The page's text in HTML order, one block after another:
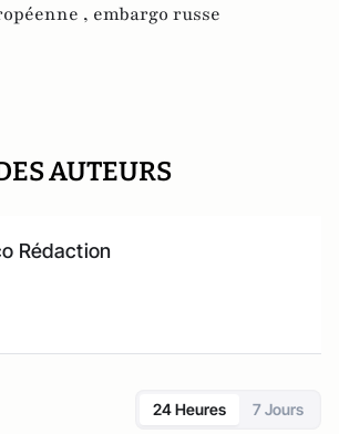
, embargo russe
AUTEURS
Rédaction
24 Heures 7 Jours